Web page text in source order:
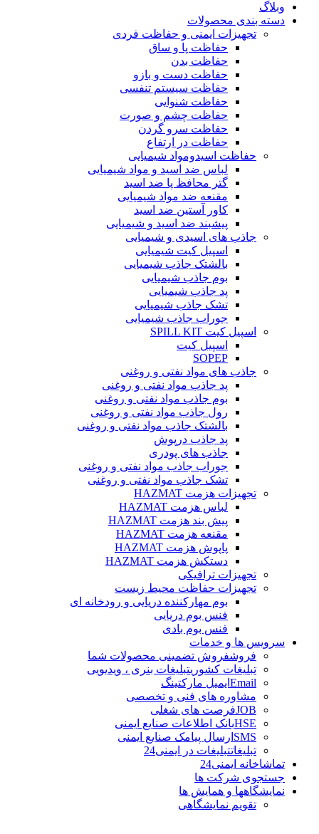
وبلاگ
دسته بندی محصولات
تجهیزات ایمنی و حفاظت فردی
حفاظت پا و ساق
حفاظت بدن
حفاظت دست و بازو
حفاظت سیستم تنفسی
حفاظت شنوایی
حفاظت چشم و صورت
حفاظت سرو گردن
حفاظت در ارتفاع
حفاظت اسیدومواد شیمیایی
لباس ضد اسید و مواد شیمیایی
گتر محافظ پا ضد اسید
مقنعه ضد مواد شیمیایی
کاور آستین ضد اسید
پیشبند ضد اسید و شیمیایی
جاذب های اسیدی و شیمیایی
اسپیل کیت شیمیایی
بالشتک جاذب شیمیایی
بوم جاذب شیمیایی
پد جاذب شیمیایی
تشک جاذب شیمیایی
جوراب جاذب شیمیایی
اسپیل کیت SPILL KIT
اسپیل کیت
SOPEP
جاذب های مواد نفتی و روغنی
پد جاذب مواد نفتی و روغنی
بوم جاذب مواد نفتی و روغنی
رول جاذب مواد نفتی و روغنی
بالشتک جاذب مواد نفتی و روغنی
پد جاذب درپوش
جاذب های پودری
جوراب جاذب مواد نفتی و روغنی
تشک جاذب مواد نفتی و روغنی
تجهیزات هزمت HAZMAT
لباس هزمت HAZMAT
پیش بند هزمت HAZMAT
مقنعه هزمت HAZMAT
پاپوش هزمت HAZMAT
دستکش هزمت HAZMAT
تجهیزات ترافیکی
تجهیزات حفاظت محیط زیست
بوم مهارکننده دریایی و رودخانه ای
فنس بوم دریایی
فنس بوم بادی
سرویس ها و خدمات
فروشفروش تضمینی محصولات شما
تبلیغات کشوریتبلیغات بنری ، ویدیویی
Email ایمیل مارکتینگ
مشاوره های فنی و تخصصی
JOBفرصت های شغلی
HSEبانک اطلاعات صنایع ایمنی
SMS ارسال پیامک صنایع ایمنی
تبلیغاتتبلیغات در ایمنی24
تماشاخانه ایمنی24
جستجوی شرکت ها
نمایشگاهها و همایش ها
تقویم نمایشگاهی